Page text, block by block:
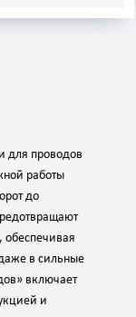
для проводов
работы
до
в сильные
включает
и